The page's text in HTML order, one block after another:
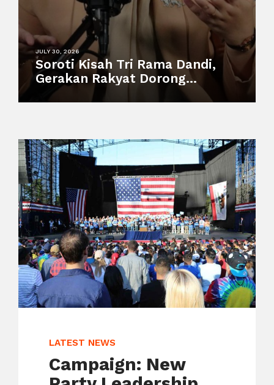
JULY 30, 2026
Soroti Kisah Tri Rama Dandi,
Gerakan Rakyat Dorong
Perlindungan Pekerja
Informal dan Sistem Sosial
LATEST NEWS
Campaign: New